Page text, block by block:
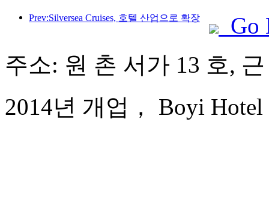
Prev:Silversea Cruises, 호텔 산업으로 확장
Go
주소: 원 촌 서가 13 호,
2014년 개업， Boyi Hotel